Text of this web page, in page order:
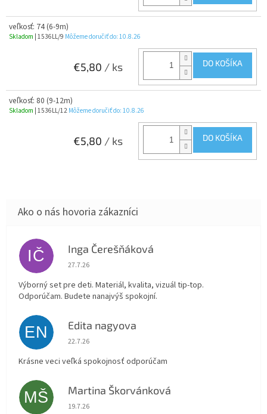
veľkosť: 74 (6-9m)
Skladom | 1536LL/9 Môžeme doručiť do: 10.8.26
€5,80 / ks DO KOŠÍKA
veľkosť: 80 (9-12m)
Skladom | 1536LL/12 Môžeme doručiť do: 10.8.26
€5,80 / ks DO KOŠÍKA
IČ Inga Čerešňáková
Hodnotenie obchodu je 5 z 5 hviezdičiek.
27.7.26
Výborný set pre deti. Materiál, kvalita, vizuál tip-top.
Odporúčam. Budete nanajvýš spokojní.
EN Edita nagyova
Hodnotenie obchodu je 5 z 5 hviezdičiek.
22.7.26
Krásne veci veľká spokojnosť odporúčam
MŠ Martina Škorvánková
Hodnotenie obchodu je 5 z 5 hviezdičiek.
19.7.26